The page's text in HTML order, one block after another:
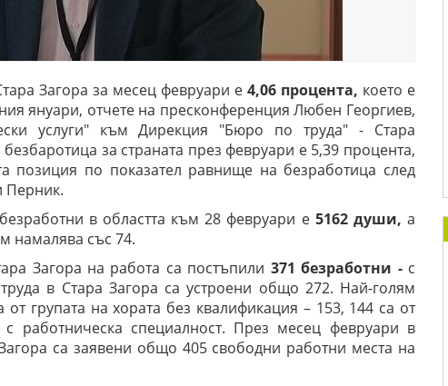
Загора за месец февруари е 4,06 процента, което е
януари, отчете на пресконференция Любен Георгиев,
услуги" към Дирекция "Бюро по труда" - Стара
за страната през февруари е 5,39 процента,
позиция по показател равнище на безработица след
Перник.
в областта към 28 февруари е 5162 души, а
намалява със 74.
Загора на работа са постъпили 371 безработни - с
в Стара Загора са устроени общо 272. Най-голям
групата на хората без квалификация – 153, 144 са от
с работническа специалност. През месец февруари в
са заявени общо 405 свободни работни места на